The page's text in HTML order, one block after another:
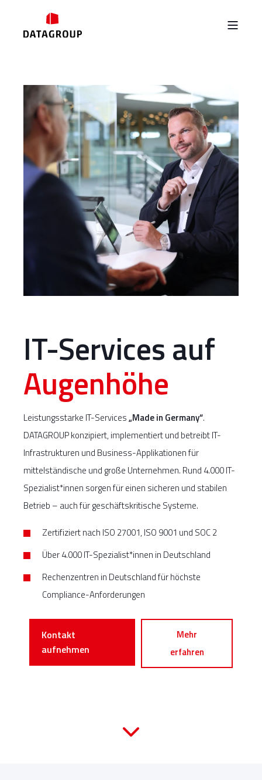
IT-Services auf
Augenhöhe
Leistungsstarke IT-Services„Made in Germany“.
DATAGROUP konzipiert, implementiert und betreibt IT-
Infrastrukturen und Business-Applikationen für
mittelständische und große Unternehmen. Rund 4.000 IT-
Spezialist*innen sorgen für einen sicheren und stabilen
Betrieb – auch für geschäftskritische Systeme.
Zertifiziert nach ISO 27001, ISO 9001 und SOC 2
Über 4.000 IT-Spezialist*innen in Deutschland
Rechenzentren in Deutschland für höchste
Compliance-Anforderungen
Kontakt
aufnehmen
Mehr
erfahren